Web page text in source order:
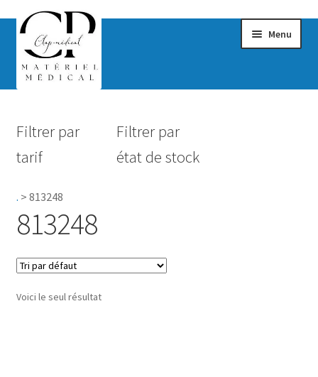
Menu
Hygiène
Accessoires Salle de bain
Filtrer par
tarif
Filtrer par
état de stock
. > 813248
813248
Voici le seul résultat